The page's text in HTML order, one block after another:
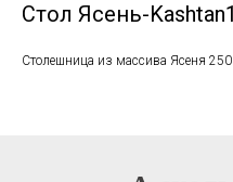
Стол Ясень-Kashtan1
Столешница из массива Ясеня